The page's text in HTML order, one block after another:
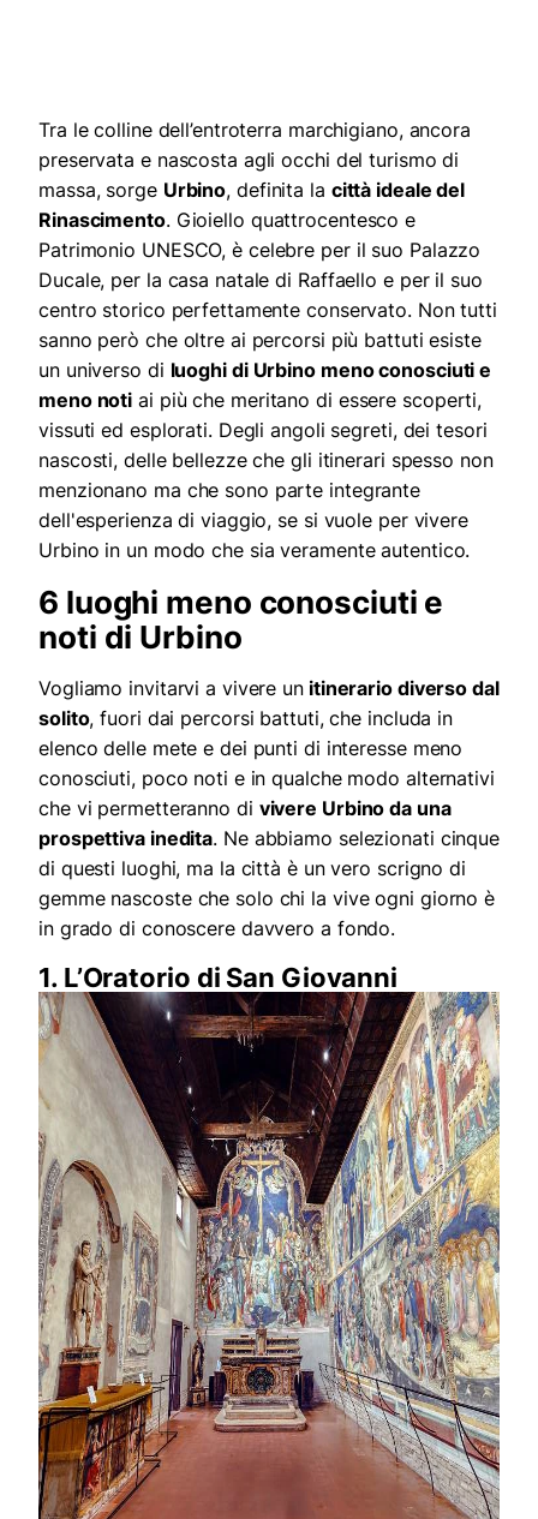
Tra le colline dell’entroterra marchigiano, ancora
preservata e nascosta agli occhi del turismo di
massa, sorge Urbino, definita la città ideale del
Rinascimento. Gioiello quattrocentesco e
Patrimonio UNESCO, è celebre per il suo Palazzo
Ducale, per la casa natale di Raffaello e per il suo
centro storico perfettamente conservato. Non tutti
sanno però che oltre ai percorsi più battuti esiste
un universo di luoghi di Urbino meno conosciuti e
meno noti ai più che meritano di essere scoperti,
vissuti ed esplorati. Degli angoli segreti, dei tesori
nascosti, delle bellezze che gli itinerari spesso non
menzionano ma che sono parte integrante
dell'esperienza di viaggio, se si vuole per vivere
Urbino in un modo che sia veramente autentico.
6 luoghi meno conosciuti e
noti di Urbino
Vogliamo invitarvi a vivere un itinerario diverso dal
solito, fuori dai percorsi battuti, che includa in
elenco delle mete e dei punti di interesse meno
conosciuti, poco noti e in qualche modo alternativi
che vi permetteranno di vivere Urbino da una
prospettiva inedita. Ne abbiamo selezionati cinque
di questi luoghi, ma la città è un vero scrigno di
gemme nascoste che solo chi la vive ogni giorno è
in grado di conoscere davvero a fondo.
1. L’Oratorio di San Giovanni